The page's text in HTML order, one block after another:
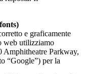
e graficamente
web utilizziamo
Parkway,
“Google”) per la